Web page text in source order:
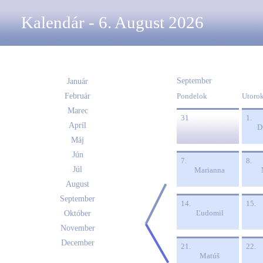
Kalendár - 6. August 2026
Január
Február
Marec
Apríl
Máj
Jún
Júl
August
September
Október
November
December
September
Pondelok
31
1.
7.
Marianna
8.
14.
Ľudomil
15.
21.
Matúš
22.